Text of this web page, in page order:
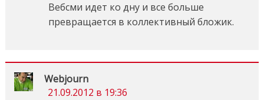
Вебсми идет ко дну и все больше
превращается в коллективный бложик.
Webjourn
21.09.2012 в 19:36